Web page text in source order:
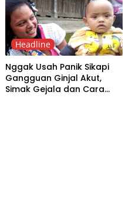
Headline
Nggak Usah Panik Sikapi
Gangguan Ginjal Akut,
Simak Gejala dan Cara